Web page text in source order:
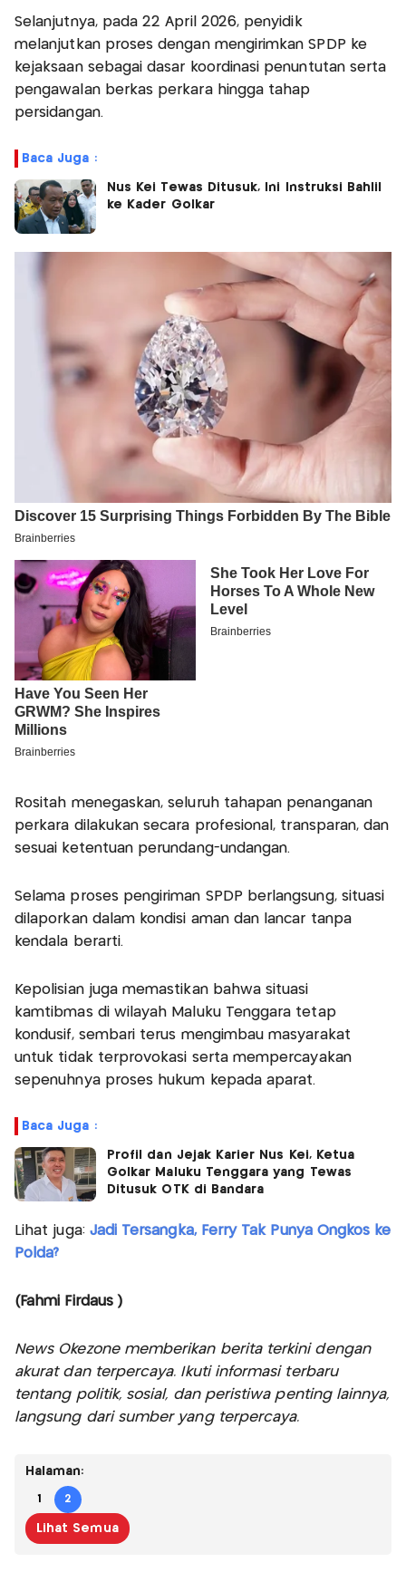
Selanjutnya, pada 22 April 2026, penyidik
melanjutkan proses dengan mengirimkan SPDP ke
kejaksaan sebagai dasar koordinasi penuntutan serta
pengawalan berkas perkara hingga tahap
persidangan.
Baca Juga :
Nus Kei Tewas Ditusuk, Ini Instruksi Bahlil
ke Kader Golkar
Rositah menegaskan, seluruh tahapan penanganan
perkara dilakukan secara profesional, transparan, dan
sesuai ketentuan perundang-undangan.
Selama proses pengiriman SPDP berlangsung, situasi
dilaporkan dalam kondisi aman dan lancar tanpa
kendala berarti.
Kepolisian juga memastikan bahwa situasi
kamtibmas di wilayah Maluku Tenggara tetap
kondusif, sembari terus mengimbau masyarakat
untuk tidak terprovokasi serta mempercayakan
sepenuhnya proses hukum kepada aparat.
Baca Juga :
Profil dan Jejak Karier Nus Kei, Ketua
Golkar Maluku Tenggara yang Tewas
Ditusuk OTK di Bandara
Lihat juga: Jadi Tersangka, Ferry Tak Punya Ongkos ke
Polda?
(Fahmi Firdaus )
News Okezone memberikan berita terkini dengan
akurat dan terpercaya. Ikuti informasi terbaru
tentang politik, sosial, dan peristiwa penting lainnya,
langsung dari sumber yang terpercaya.
Halaman:
1 2
Lihat Semua